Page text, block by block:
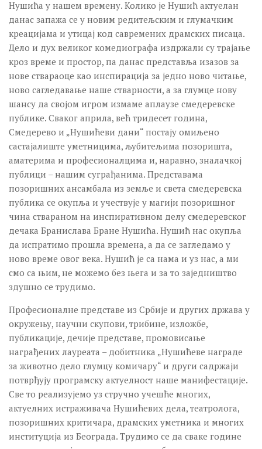
Нушића у нашем времену. Колико је Нушић актуелан
данас запажа се у новим редитељским и глумачким
креацијама и утицај код савремених драмских писаца.
Дело и дух великог комедиографа издржали су трајање
кроз време и простор, па данас представља изазов за
нове ствараоце као инспирација за једно ново читање,
ново сагледавање наше стварности, а за глумце нову
шансу да својом игром измаме аплаузе смедеревске
публике. Сваког априла, већ тридесет година,
Смедерево и „Нушићеви дани“ постају омиљено
састајалиште уметницима, љубитељима позоришта,
аматерима и професионалцима и, наравно, зналачкој
публици – нашим суграђанима. Представама
позоришних ансамбала из земље и света смедеревска
публика се окупља и учествује у магији позоришног
чина ствараном на инспиративном делу смедеревског
дечака Бранислава Бране Нушића. Нушић нас окупља
да испратимо прошла времена, а да се загледамо у
ново време овог века. Нушић је са нама и уз нас, а ми
смо са њим, не можемо без њега и за то заједништво
здушно се трудимо.
Професионалне представе из Србије и других држава у
окружењу, научни скупови, трибине, изложбе,
публикације, дечије представе, промовисање
награђених лауреата – добитника „Нушићеве награде
за животно дело глумцу комичару“ и други садржаји
потврђују програмску актуелност наше манифестације.
Све то реализујемо уз стручно учешће многих,
актуелних истраживача Нушићевих дела, театролога,
позоришних критичара, драмских уметника и многих
институција из Београда. Трудимо се да сваке године